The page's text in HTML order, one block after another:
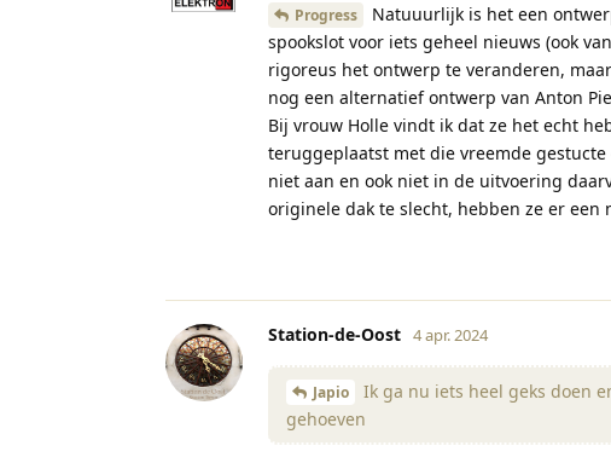
Progress
Natuuurlijk is het een
spookslot voor iets geheel nieuws (ook
rigoreus het ontwerp te veranderen,
nog een alternatief ontwerp van Anton
Bij vrouw Holle vindt ik dat ze het echt
teruggeplaatst met die vreemde
niet aan en ook niet in de uitvoering
originele dak te slecht, hebben ze er een
Station-de-Oost 4 apr. 2024
Japio
Ik ga nu iets heel geks doen
gehoeven